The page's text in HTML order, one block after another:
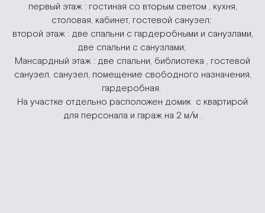
первый этаж : гостиная со вторым светом , кухня,
столовая, кабинет, гостевой санузел;
второй этаж : две спальни с гардеробными и санузлами,
две спальни с санузлами;
Мансардный этаж : две спальни, библиотека , гостевой
санузел, санузел, помещение свободного назначения,
гардеробная.
На участке отдельно расположен домик с квартирой
для персонала и гараж на 2 м/м .